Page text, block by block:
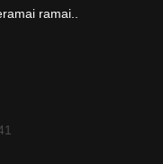
ramai..